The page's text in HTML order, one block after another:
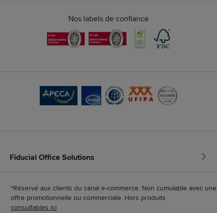
Nos labels de confiance
Fiducial Office Solutions
*Réservé aux clients du canal e-commerce. Non cumulable avec une
offre promotionnelle ou commerciale. Hors produits
consultables ici